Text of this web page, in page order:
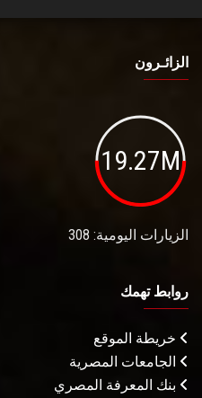
الزائـرون
19.27M
الزيارات اليومية: 308
روابط تهمك
خريطة الموقع
الجامعات المصرية
بنك المعرفة المصري